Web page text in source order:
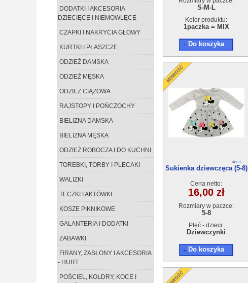
DODATKI I AKCESORIA
DZIECIĘCE I NIEMOWLĘCE
CZAPKI I NAKRYCIA GŁOWY
KURTKI I PŁASZCZE
ODZIEŻ DAMSKA
ODZIEŻ MĘSKA
ODZIEŻ CIĄŻOWA
RAJSTOPY I POŃCZOCHY
BIELIZNA DAMSKA
BIELIZNA MĘSKA
ODZIEŻ ROBOCZA I DO KUCHNI
TOREBKI, TORBY I PLECAKI
WALIZKI
TECZKI I AKTÓWKI
KOSZE PIKNIKOWE
GALANTERIA I DODATKI
ZABAWKI
FIRANY, ZASŁONY I AKCESORIA
- HURT
POŚCIEL, KOŁDRY, KOCE I
S-M-L
Kolor produktu:
1paczka = MIX
Do koszyka
Sukienka dziewczęca (5-8)
Cena netto:
16,00 zł
Rozmiary w paczce:
5-8
Płeć - dzieci:
Dziewczynki
Do koszyka